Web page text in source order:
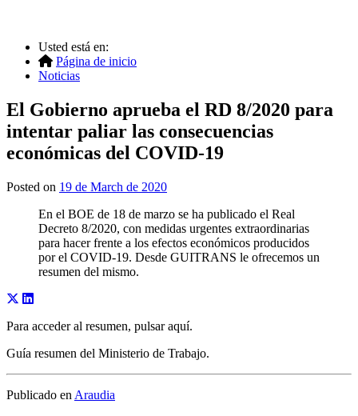
Usted está en:
Página de inicio
Noticias
El Gobierno aprueba el RD 8/2020 para
intentar paliar las consecuencias
económicas del COVID-19
Posted on 19 de March de 2020
En el BOE de 18 de marzo se ha publicado el Real
Decreto 8/2020, con medidas urgentes extraordinarias
para hacer frente a los efectos económicos producidos
por el COVID-19. Desde GUITRANS le ofrecemos un
resumen del mismo.
Para acceder al resumen, pulsar aquí.
Guía resumen del Ministerio de Trabajo.
Publicado en Araudia